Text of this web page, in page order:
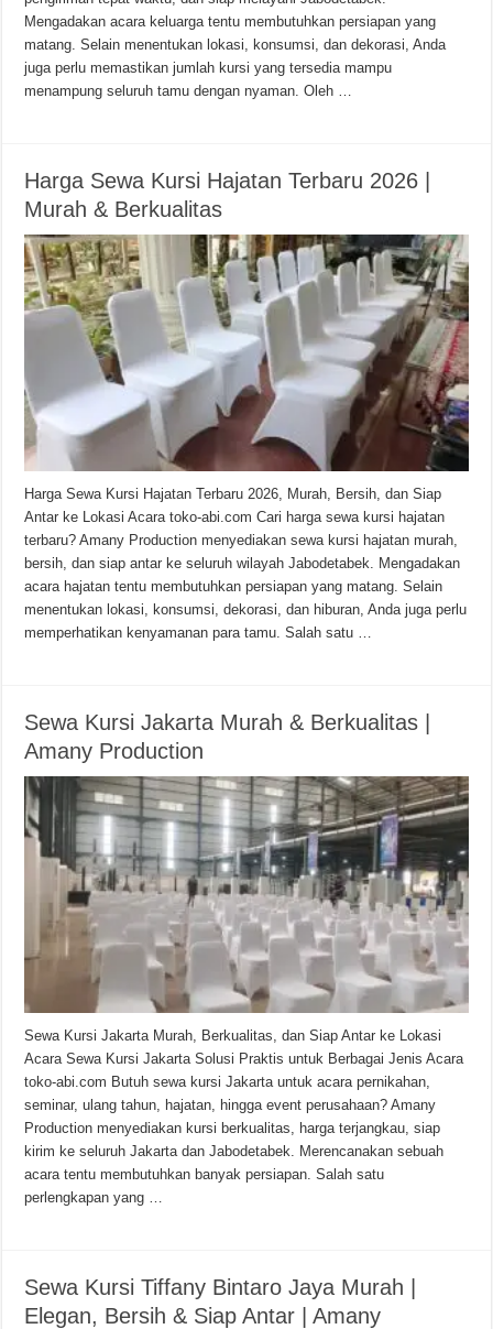
Mengadakan acara keluarga tentu membutuhkan persiapan yang
matang. Selain menentukan lokasi, konsumsi, dan dekorasi, Anda
juga perlu memastikan jumlah kursi yang tersedia mampu
menampung seluruh tamu dengan nyaman. Oleh …
Harga Sewa Kursi Hajatan Terbaru 2026 |
Murah & Berkualitas
Harga Sewa Kursi Hajatan Terbaru 2026, Murah, Bersih, dan Siap
Antar ke Lokasi Acara toko-abi.com Cari harga sewa kursi hajatan
terbaru? Amany Production menyediakan sewa kursi hajatan murah,
bersih, dan siap antar ke seluruh wilayah Jabodetabek. Mengadakan
acara hajatan tentu membutuhkan persiapan yang matang. Selain
menentukan lokasi, konsumsi, dekorasi, dan hiburan, Anda juga perlu
memperhatikan kenyamanan para tamu. Salah satu …
Sewa Kursi Jakarta Murah & Berkualitas |
Amany Production
Sewa Kursi Jakarta Murah, Berkualitas, dan Siap Antar ke Lokasi
Acara Sewa Kursi Jakarta Solusi Praktis untuk Berbagai Jenis Acara
toko-abi.com Butuh sewa kursi Jakarta untuk acara pernikahan,
seminar, ulang tahun, hajatan, hingga event perusahaan? Amany
Production menyediakan kursi berkualitas, harga terjangkau, siap
kirim ke seluruh Jakarta dan Jabodetabek. Merencanakan sebuah
acara tentu membutuhkan banyak persiapan. Salah satu
perlengkapan yang …
Sewa Kursi Tiffany Bintaro Jaya Murah |
Elegan, Bersih & Siap Antar | Amany